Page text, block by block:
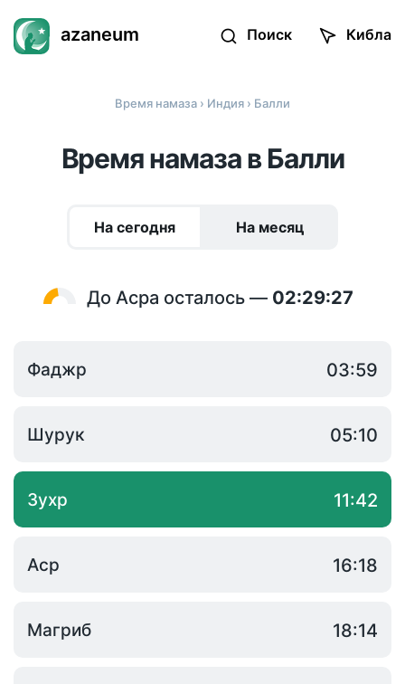
azaneum Поиск Кибла
Время намаза › Индия › Балли
Время намаза в Балли
На сегодня На месяц
До Асра осталось — 02:29:27
Фаджр 03:59
Шурук 05:10
Зухр 11:42
Аср 16:18
Магриб 18:14